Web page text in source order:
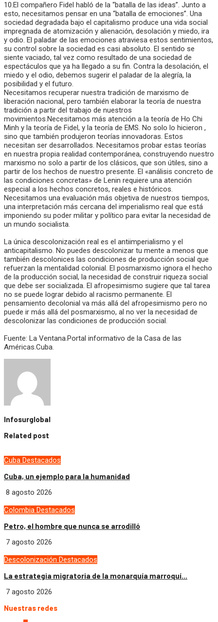
10.El compañero Fidel habló de la “batalla de las ideas”. Junto a
esto, necesitamos pensar en una “batalla de emociones”. Una
sociedad degradada bajo el capitalismo produce una vida social
impregnada de atomización y alienación, desolación y miedo, ira
y odio. El paladar de las emociones atraviesa estos sentimientos,
su control sobre la sociedad es casi absoluto. El sentido se
siente vaciado, tal vez como resultado de una sociedad de
espectáculos que ya ha llegado a su fin. Contra la desolación, el
miedo y el odio, debemos sugerir el paladar de la alegría, la
posibilidad y el futuro.
Necesitamos recuperar nuestra tradición de marxismo de
liberación nacional, pero también elaborar la teoría de nuestra
tradición a partir del trabajo de nuestros
movimientos.Necesitamos más atención a la teoría de Ho Chi
Minh y la teoría de Fidel, y la teoría de EMS. No solo lo hicieron ,
sino que también produjeron teorías innovadoras. Estos
necesitan ser desarrollados. Necesitamos probar estas teorías
en nuestra propia realidad contemporánea, construyendo nuestro
marxismo no solo a partir de los clásicos, que son útiles, sino a
partir de los hechos de nuestro presente. El «análisis concreto de
las condiciones concretas» de Lenin requiere una atención
especial a los hechos concretos, reales e históricos.
Necesitamos una evaluación más objetiva de nuestros tiempos,
una interpretación más cercana del imperialismo real que está
imponiendo su poder militar y político para evitar la necesidad de
un mundo socialista.
La única descolonización real es el antiimperialismo y el
anticapitalismo. No puedes descolonizar tu mente a menos que
también descolonices las condiciones de producción social que
refuerzan la mentalidad colonial. El posmarxismo ignora el hecho
de la producción social, la necesidad de construir riqueza social
que debe ser socializada. El afropesimismo sugiere que tal tarea
no se puede lograr debido al racismo permanente. El
pensamiento decolonial va más allá del afropesimismo pero no
puede ir más allá del posmarxismo, al no ver la necesidad de
descolonizar las condiciones de producción social.
Fuente: La Ventana.Portal informativo de la Casa de las
Américas.Cuba.
Infosurglobal
Related post
Cuba Destacados
Cuba, un ejemplo para la humanidad
8 agosto 2026
Colombia Destacados
Petro, el hombre que nunca se arrodilló
7 agosto 2026
Descolonización Destacados
La estrategia migratoria de la monarquía marroquí...
7 agosto 2026
Nuestras redes